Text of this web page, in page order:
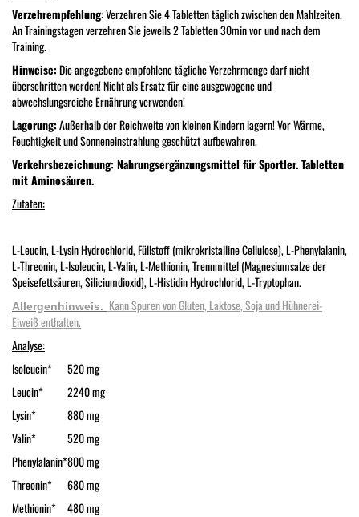
Verzehrempfehlung: Verzehren Sie 4 Tabletten täglich zwischen den Mahlzeiten.
An Trainingstagen verzehren Sie jeweils 2 Tabletten 30min vor und nach dem
Training.
Hinweise:Die angegebene empfohlene tägliche Verzehrmenge darf nicht
überschritten werden! Nicht als Ersatz für eine ausgewogene und
abwechslungsreiche Ernährung verwenden!
Lagerung:Außerhalb der Reichweite von kleinen Kindern lagern! Vor Wärme,
Feuchtigkeit und Sonneneinstrahlung geschützt aufbewahren.
Verkehrsbezeichnung: Nahrungsergänzungsmittel für Sportler. Tabletten
mit Aminosäuren.
Zutaten:
L-Leucin, L-Lysin Hydrochlorid, Füllstoff (mikrokristalline Cellulose), L-Phenylalanin,
L-Threonin, L-Isoleucin, L-Valin, L-Methionin, Trennmittel (Magnesiumsalze der
Speisefettsäuren, Siliciumdioxid), L-Histidin Hydrochlorid, L-Tryptophan.
Allergenhinweis: Kann Spuren von Gluten, Laktose, Soja und Hühnerei-
Eiweiß enthalten.
Analyse:
Isoleucin*
520 mg
Leucin*
2240 mg
Lysin*
880 mg
Valin*
520 mg
Phenylalanin*800 mg
Threonin*
680 mg
Methionin*
480 mg